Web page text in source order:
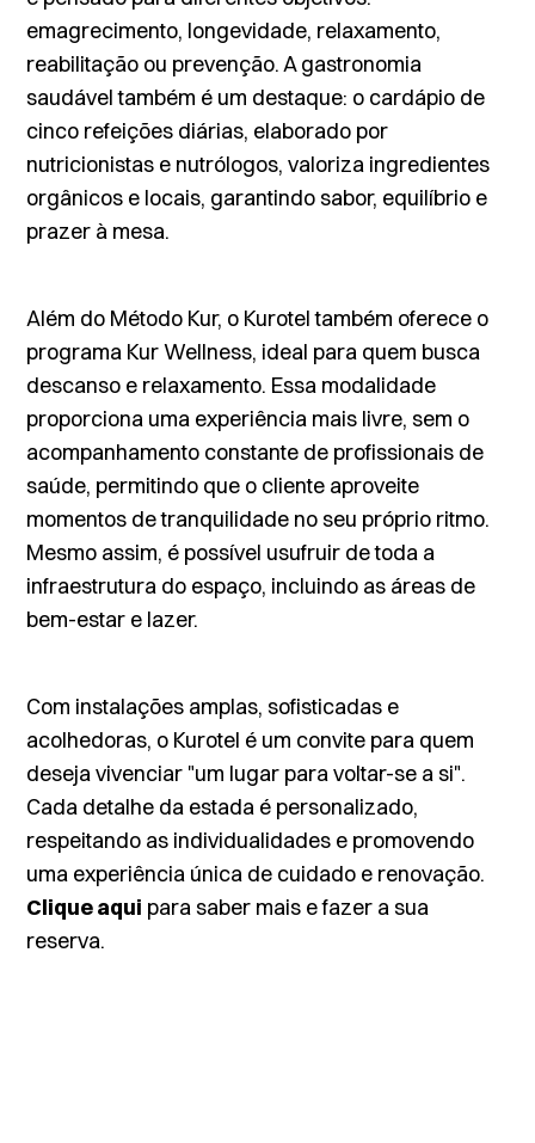
emagrecimento, longevidade, relaxamento,
reabilitação ou prevenção. A gastronomia
saudável também é um destaque: o cardápio de
cinco refeições diárias, elaborado por
nutricionistas e nutrólogos, valoriza ingredientes
orgânicos e locais, garantindo sabor, equilíbrio e
prazer à mesa.
Além do Método Kur, o Kurotel também oferece o
programa Kur Wellness, ideal para quem busca
descanso e relaxamento. Essa modalidade
proporciona uma experiência mais livre, sem o
acompanhamento constante de profissionais de
saúde, permitindo que o cliente aproveite
momentos de tranquilidade no seu próprio ritmo.
Mesmo assim, é possível usufruir de toda a
infraestrutura do espaço, incluindo as áreas de
bem-estar e lazer.
Com instalações amplas, sofisticadas e
acolhedoras, o Kurotel é um convite para quem
deseja vivenciar "um lugar para voltar-se a si".
Cada detalhe da estada é personalizado,
respeitando as individualidades e promovendo
uma experiência única de cuidado e renovação.
Clique aqui para saber mais e fazer a sua
reserva.